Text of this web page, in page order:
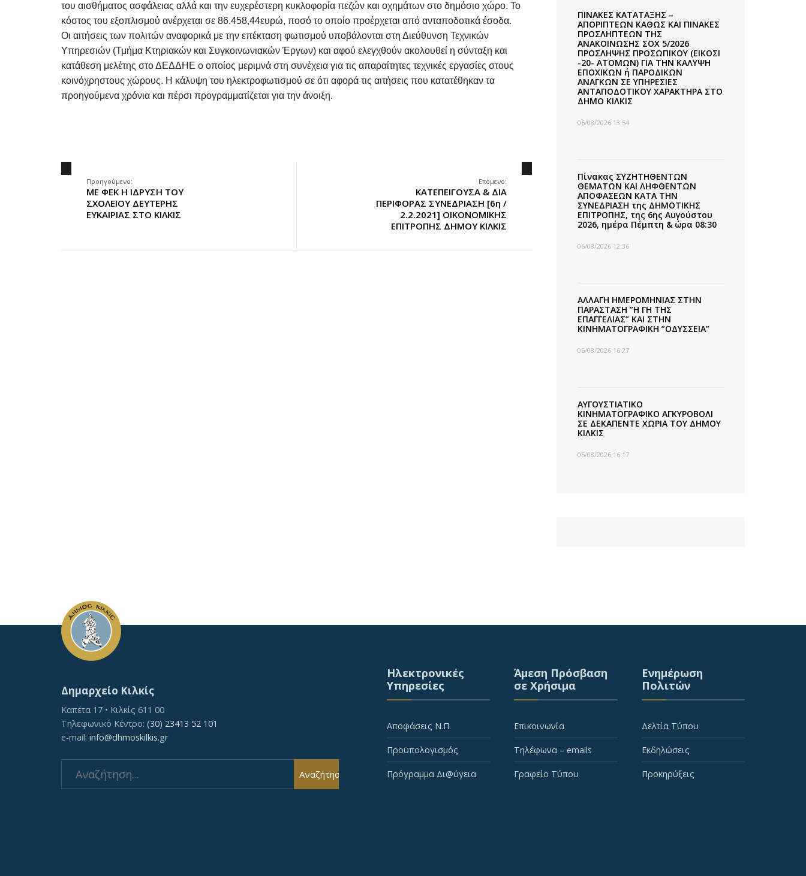
του αισθήματος ασφάλειας αλλά και την ευχερέστερη κυκλοφορία πεζών και οχημάτων στο δημόσιο χώρο. Το
κόστος του εξοπλισμού ανέρχεται σε 86.458,44ευρώ, ποσό το οποίο προέρχεται από ανταποδοτικά έσοδα.
Οι αιτήσεις των πολιτών αναφορικά με την επέκταση φωτισμού υποβάλονται στη Διεύθυνση Τεχνικών
Υπηρεσιών (Τμήμα Κτηριακών και Συγκοινωνιακών Έργων) και αφού ελεγχθούν ακολουθεί η σύνταξη και
κατάθεση μελέτης στο ΔΕΔΔΗΕ ο οποίος μεριμνά στη συνέχεια για τις απαραίτητες τεχνικές εργασίες στους
κοινόχρηστους χώρους. Η κάλυψη του ηλεκτροφωτισμού σε ότι αφορά τις αιτήσεις που κατατέθηκαν τα
προηγούμενα χρόνια και πέρσι προγραμματίζεται για την άνοιξη.
Προηγούμενο:
ΜΕ ΦΕΚ Η ΙΔΡΥΣΗ ΤΟΥ
ΣΧΟΛΕΙΟΥ ΔΕΥΤΕΡΗΣ
ΕΥΚΑΙΡΙΑΣ ΣΤΟ ΚΙΛΚΙΣ
Επόμενο:
ΚΑΤΕΠΕΙΓΟΥΣΑ & ΔΙΑ
ΠΕΡΙΦΟΡΑΣ ΣΥΝΕΔΡΙΑΣΗ [6η /
2.2.2021] ΟΙΚΟΝΟΜΙΚΗΣ
ΕΠΙΤΡΟΠΗΣ ΔΗΜΟΥ ΚΙΛΚΙΣ
ΠΙΝΑΚΕΣ ΚΑΤΑΤΑΞΗΣ –
ΑΠΟΡΙΠΤΕΩΝ ΚΑΘΩΣ ΚΑΙ ΠΙΝΑΚΕΣ
ΠΡΟΣΛΗΠΤΕΩΝ ΤΗΣ
ΑΝΑΚΟΙΝΩΣΗΣ ΣΟΧ 5/2026
ΠΡΟΣΛΗΨΗΣ ΠΡΟΣΩΠΙΚΟΥ (ΕΙΚΟΣΙ
-20- ΑΤΟΜΩΝ) ΓΙΑ ΤΗΝ ΚΑΛΥΨΗ
ΕΠΟΧΙΚΩΝ ή ΠΑΡΟΔΙΚΩΝ
ΑΝΑΓΚΩΝ ΣΕ ΥΠΗΡΕΣΙΕΣ
ΑΝΤΑΠΟΔΟΤΙΚΟΥ ΧΑΡΑΚΤΗΡΑ ΣΤΟ
ΔΗΜΟ ΚΙΛΚΙΣ
06/08/2026 13:54
Πίνακας ΣΥΖΗΤΗΘΕΝΤΩΝ
ΘΕΜΑΤΩΝ ΚΑΙ ΛΗΦΘΕΝΤΩΝ
ΑΠΟΦΑΣΕΩΝ ΚΑΤΑ ΤΗΝ
ΣΥΝΕΔΡΙΑΣΗ της ΔΗΜΟΤΙΚΗΣ
ΕΠΙΤΡΟΠΗΣ, της 6ης Αυγούστου
2026, ημέρα Πέμπτη & ώρα 08:30
06/08/2026 12:36
ΑΛΛΑΓΗ ΗΜΕΡΟΜΗΝΙΑΣ ΣΤΗΝ
ΠΑΡΑΣΤΑΣΗ ”Η ΓΗ ΤΗΣ
ΕΠΑΓΓΕΛΙΑΣ” ΚΑΙ ΣΤΗΝ
ΚΙΝΗΜΑΤΟΓΡΑΦΙΚΗ ”ΟΔΥΣΣΕΙΑ”
05/08/2026 16:27
ΑΥΓΟΥΣΤΙΑΤΙΚΟ
ΚΙΝΗΜΑΤΟΓΡΑΦΙΚΟ ΑΓΚΥΡΟΒΟΛΙ
ΣΕ ΔΕΚΑΠΕΝΤΕ ΧΩΡΙΑ ΤΟΥ ΔΗΜΟΥ
ΚΙΛΚΙΣ
05/08/2026 16:17
Δημαρχείο Κιλκίς
Καπέτα 17 • Κιλκίς 611 00
Τηλεφωνικό Κέντρο: (30) 23413 52 101
e-mail: info@dhmoskilkis.gr
Αναζήτηση
Ηλεκτρονικές
Υπηρεσίες
Αποφάσεις Ν.Π.
Προϋπολογισμός
Πρόγραμμα Δι@ύγεια
Άμεση Πρόσβαση
σε Χρήσιμα
Επικοινωνία
Τηλέφωνα – emails
Γραφείο Τύπου
Ενημέρωση
Πολιτών
Δελτία Τύπου
Εκδηλώσεις
Προκηρύξεις